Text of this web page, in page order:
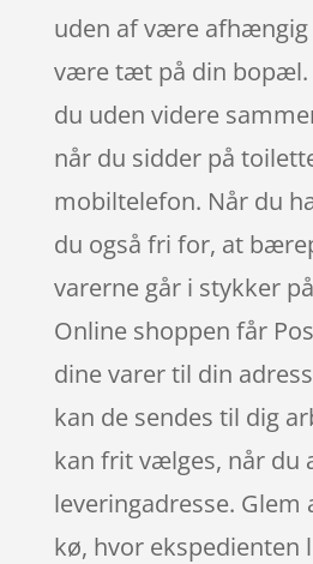
uden af være afhængig
være tæt på din bopæl.
du uden videre
når du sidder på
mobiltelefon. Når du
du også fri for, at
varerne går i stykker
Online shoppen får
dine varer til din
kan de sendes til dig
kan frit vælges, når du
leveringadresse. Glem
kø, hvor ekspedienten